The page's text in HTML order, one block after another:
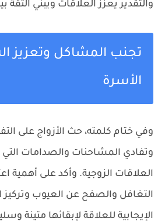
والتقدير يُعزز العلاقات ويبني الثقة
تجنب المشاكل وتعزيز
الأسرة
وفي ختام كلمته، حث الأزواج على
وتفادي المشاحنات والصدامات
العلاقات الزوجية. وأكد على أهمية
التغافل والصفح عن العيوب وتركيز
الإيجابية للعلاقة لإبقائها متينة